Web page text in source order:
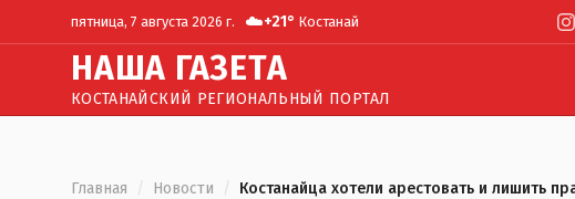
пятница, 7 августа 2026 г. ☁️+21° Костанай
НАША ГАЗЕТА
КОСТАНАЙСКИЙ РЕГИОНАЛЬНЫЙ ПОРТАЛ
Главная / Новости / Костанайца хотели арестовать и лишить